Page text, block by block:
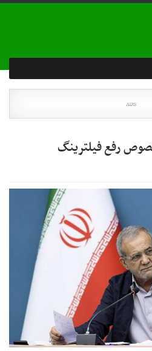
رفع فیلترینگ